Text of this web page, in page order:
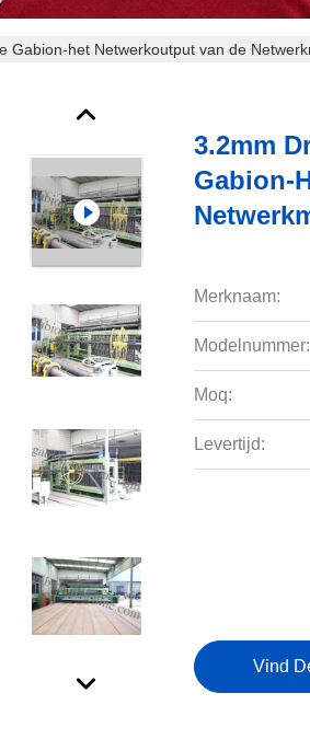
Gabion-het Netwerkoutput van de
3.2mm
Gabion-
Merknaam:
Modelnummer:
Moq:
Levertijd:
Vind